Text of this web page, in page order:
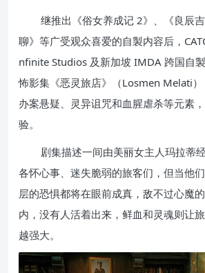
继推出《俗女养成记 2》、《良辰
聊》等广受观众喜爱的自製内容后，
nfinite Studios 及新加坡 IMDA 跨国自
怖影集《恶灵旅店》（Losmen Melati）
办案悬疑、灵异诅咒和血腥虐杀等元素
验。
剧集描述一间由美丽女主人玛拉蒂
各怀心事、迷失脆弱的旅客们，但当他
层的恐惧都将在眼前成真，敌不过心魔
内，没有人活着出来，鲜血和灵魂则让
越强大。